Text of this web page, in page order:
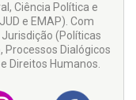
Ciência Política e
e EMAP). Com
(Políticas
Processos Dialógicos
Direitos Humanos.